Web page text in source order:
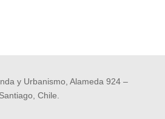
y Urbanismo, Alameda 924 –
Santiago, Chile.